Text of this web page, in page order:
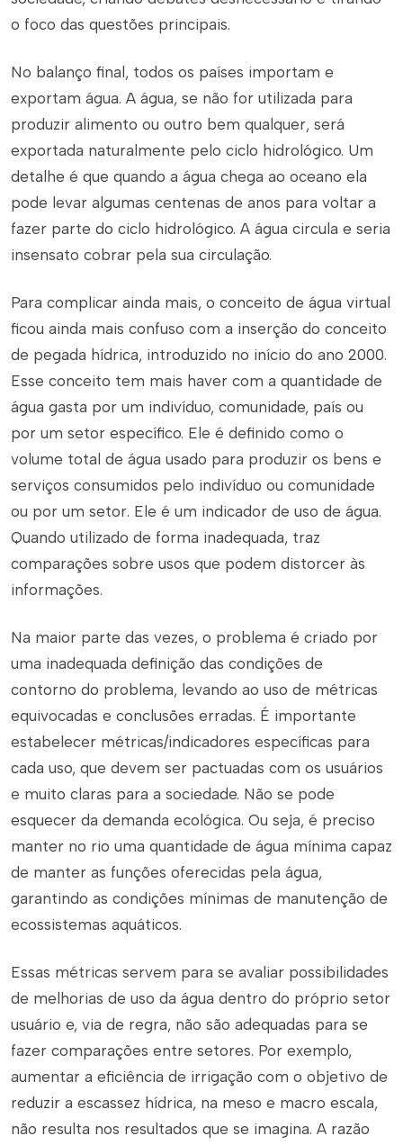
o foco das questões principais.
No balanço final, todos os países importam e
exportam água. A água, se não for utilizada para
produzir alimento ou outro bem qualquer, será
exportada naturalmente pelo ciclo hidrológico. Um
detalhe é que quando a água chega ao oceano ela
pode levar algumas centenas de anos para voltar a
fazer parte do ciclo hidrológico. A água circula e seria
insensato cobrar pela sua circulação.
Para complicar ainda mais, o conceito de água virtual
ficou ainda mais confuso com a inserção do conceito
de pegada hídrica, introduzido no início do ano 2000.
Esse conceito tem mais haver com a quantidade de
água gasta por um indivíduo, comunidade, país ou
por um setor específico. Ele é definido como o
volume total de água usado para produzir os bens e
serviços consumidos pelo indivíduo ou comunidade
ou por um setor. Ele é um indicador de uso de água.
Quando utilizado de forma inadequada, traz
comparações sobre usos que podem distorcer às
informações.
Na maior parte das vezes, o problema é criado por
uma inadequada definição das condições de
contorno do problema, levando ao uso de métricas
equivocadas e conclusões erradas. É importante
estabelecer métricas/indicadores específicas para
cada uso, que devem ser pactuadas com os usuários
e muito claras para a sociedade. Não se pode
esquecer da demanda ecológica. Ou seja, é preciso
manter no rio uma quantidade de água mínima capaz
de manter as funções oferecidas pela água,
garantindo as condições mínimas de manutenção de
ecossistemas aquáticos.
Essas métricas servem para se avaliar possibilidades
de melhorias de uso da água dentro do próprio setor
usuário e, via de regra, não são adequadas para se
fazer comparações entre setores. Por exemplo,
aumentar a eficiência de irrigação com o objetivo de
reduzir a escassez hídrica, na meso e macro escala,
não resulta nos resultados que se imagina. A razão